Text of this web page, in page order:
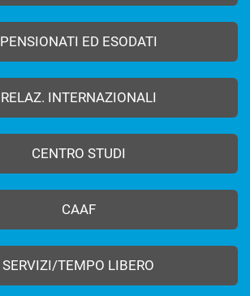
PENSIONATI ED ESODATI
RELAZ. INTERNAZIONALI
CENTRO STUDI
CAAF
SERVIZI/TEMPO LIBERO